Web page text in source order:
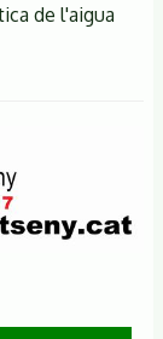
de l'aigua